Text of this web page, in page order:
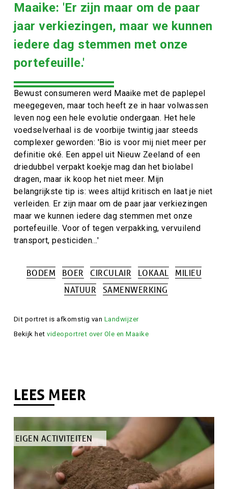
Maaike: 'Er zijn maar om de paar
jaar verkiezingen, maar we kunnen
iedere dag stemmen met onze
portefeuille.'
Bewust consumeren werd Maaike met de paplepel
meegegeven, maar toch heeft ze in haar volwassen
leven nog een hele evolutie ondergaan. Het hele
voedselverhaal is de voorbije twintig jaar steeds
complexer geworden: 'Bio is voor mij niet meer per
definitie oké. Een appel uit Nieuw Zeeland of een
driedubbel verpakt koekje mag dan het biolabel
dragen, maar ik koop het niet meer. Mijn
belangrijkste tip is: wees altijd kritisch en laat je niet
verleiden. Er zijn maar om de paar jaar verkiezingen
maar we kunnen iedere dag stemmen met onze
portefeuille. Voor of tegen verpakking, vervuilend
transport, pesticiden...'
TagsBODEM BOER CIRCULAIR LOKAAL
MILIEU
NATUUR
SAMENWERKING
Attributie
Dit portret is afkomstig van Landwijzer
Bekijk hetvideoportret over Ole en Maaike
LEES MEER
TYPE
EIGEN ACTIVITEITEN